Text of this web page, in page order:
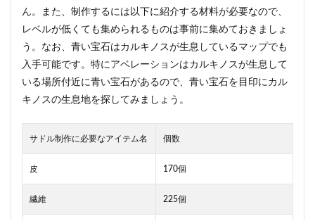
ん。また、制作するには以下に紹介する材料が必要なので、
レベルが低くても集められるものは事前に集めておきましょ
う。なお、青い宝石はカルキノスが生息しているマップでも
入手可能です。特にアベレーションはカルキノスが生息して
いる場所付近に青い宝石があるので、青い宝石を目印にカル
キノスの生息地を探してみましょう。
サドル制作に必要なアイテム名 個数
皮 170個
繊維 225個